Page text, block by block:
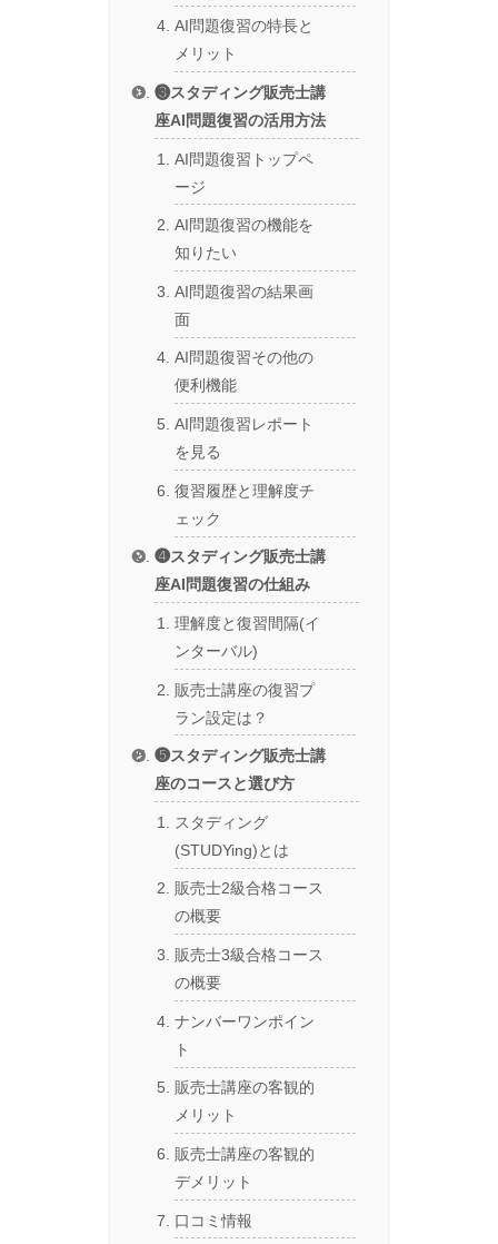
AI問題復習の特長と
メリット
❸スタディング販売士講
座AI問題復習の活用方法
AI問題復習トップペ
ージ
AI問題復習の機能を
知りたい
AI問題復習の結果画
面
AI問題復習その他の
便利機能
AI問題復習レポート
を見る
復習履歴と理解度チ
ェック
❹スタディング販売士講
座AI問題復習の仕組み
理解度と復習間隔(イ
ンターバル)
販売士講座の復習プ
ラン設定は？
❺スタディング販売士講
座のコースと選び方
スタディング
(STUDYing)とは
販売士2級合格コース
の概要
販売士3級合格コース
の概要
ナンバーワンポイン
ト
販売士講座の客観的
メリット
販売士講座の客観的
デメリット
口コミ情報